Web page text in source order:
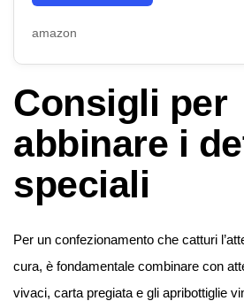
amazon
Consigli per
abbinare i
speciali
Per un confezionamento che catturi
cura, è fondamentale combinare con
vivaci, carta pregiata e gli apribottiglie